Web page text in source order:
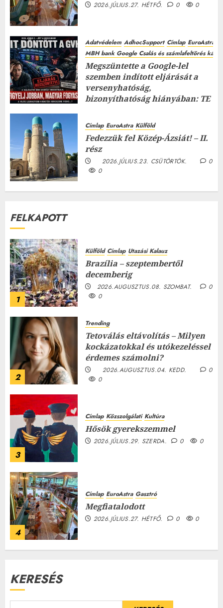
2026.JÚLIUS.27. HÉTFŐ. 0 0
Adatvédelem AdhocSupport Címlap EuroAstra
MBH bank Google Csalás és számlafeltörés
Megszüntette a Google-lel
szemben indított eljárását a
versenyhatóság,
bizonyíthatóság hiányában: TE
2026.JÚLIUS.23. CSÜTÖRTÖK.
0
Címlap EuroAstra Külföld
Fedezzük fel Közép-Ázsiát! – II.
rész
2026.JÚLIUS.23. CSÜTÖRTÖK.
0
0
FELKAPOTT
1
Külföld Címlap Utazási Kalauz
Brazília – szeptembertől
decemberig
2026.AUGUSZTUS.08. SZOMBAT.
0
0
2
Trending
Tetoválás eltávolítás – Milyen
kockázatokkal és utókezeléssel
érdemes számolni?
2026.AUGUSZTUS.04. KEDD.
0
0
3
Címlap Közszolgálati Kultúra
Hősök gyerekszemmel
2026.JÚLIUS.29. SZERDA. 0 0
4
Címlap EuroAstra Gasztró
Megfiatalodott
2026.JÚLIUS.27. HÉTFŐ. 0 0
KERESÉS